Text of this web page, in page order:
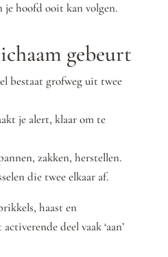
je hoofd ooit kan volgen.
gebeurt
bestaat grofweg uit twee
je alert, klaar om te
zakken, herstellen.
die twee elkaar af.
haast en
deel vaak ‘aan’